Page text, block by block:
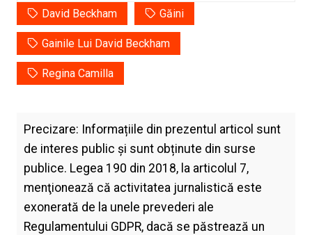
David Beckham Găini
Gainile Lui David Beckham
Regina Camilla
Precizare: Informațiile din prezentul articol sunt
de interes public și sunt obținute din surse
publice. Legea 190 din 2018, la articolul 7,
menţionează că activitatea jurnalistică este
exonerată de la unele prevederi ale
Regulamentului GDPR, dacă se păstrează un